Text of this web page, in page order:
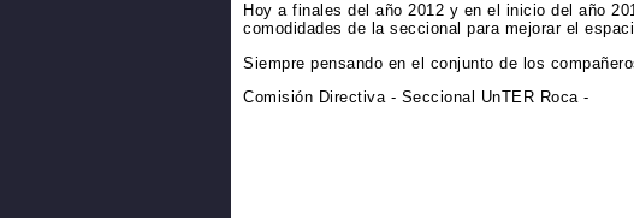
Hoy a finales del año 2012 y en el inicio del año
comodidades de la seccional para mejorar el
Siempre pensando en el conjunto de los
Comisión Directiva - Seccional UnTER Roca -